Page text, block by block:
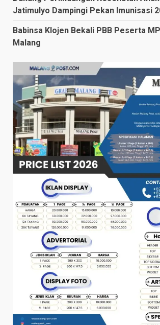
Jatimulyo Dampingi Pekan Imunisasi
Babinsa Klojen Bekali PBB Peserta
Malang